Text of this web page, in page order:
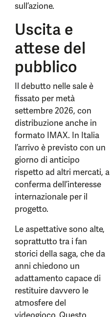
sull’azione.
Uscita e
attese del
pubblico
Il debutto nelle sale è
fissato per metà
settembre 2026, con
distribuzione anche in
formato IMAX. In Italia
l’arrivo è previsto con un
giorno di anticipo
rispetto ad altri mercati, a
conferma dell’interesse
internazionale per il
progetto.
Le aspettative sono alte,
soprattutto tra i fan
storici della saga, che da
anni chiedono un
adattamento capace di
restituire davvero le
atmosfere del